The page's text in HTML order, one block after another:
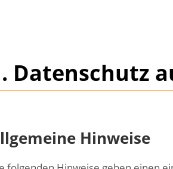
Datenschutz
Hinweise